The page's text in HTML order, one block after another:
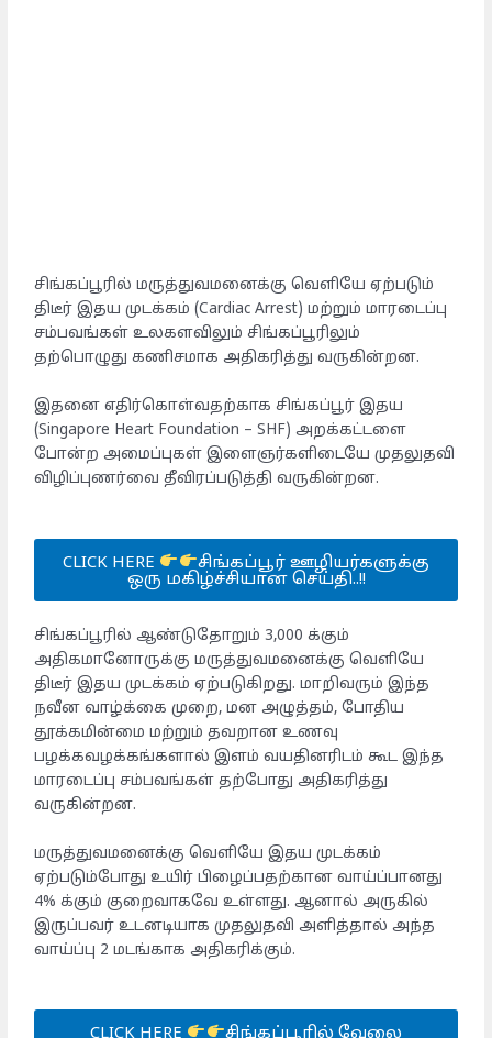
சிங்கப்பூரில் மருத்துவமனைக்கு வெளியே ஏற்படும்
திடீர் இதய முடக்கம் (Cardiac Arrest) மற்றும் மாரடைப்பு
சம்பவங்கள் உலகளவிலும் சிங்கப்பூரிலும்
தற்பொழுது கணிசமாக அதிகரித்து வருகின்றன.
இதனை எதிர்கொள்வதற்காக சிங்கப்பூர் இதய
(Singapore Heart Foundation – SHF) அறக்கட்டளை
போன்ற அமைப்புகள் இளைஞர்களிடையே முதலுதவி
விழிப்புணர்வை தீவிரப்படுத்தி வருகின்றன.
CLICK HERE சிங்கப்பூர் ஊழியர்களுக்கு
ஒரு மகிழ்ச்சியான செய்தி..!!
சிங்கப்பூரில் ஆண்டுதோறும் 3,000 க்கும்
அதிகமானோருக்கு மருத்துவமனைக்கு வெளியே
திடீர் இதய முடக்கம் ஏற்படுகிறது. மாறிவரும் இந்த
நவீன வாழ்க்கை முறை, மன அழுத்தம், போதிய
தூக்கமின்மை மற்றும் தவறான உணவு
பழக்கவழக்கங்களால் இளம் வயதினரிடம் கூட இந்த
மாரடைப்பு சம்பவங்கள் தற்போது அதிகரித்து
வருகின்றன.
மருத்துவமனைக்கு வெளியே இதய முடக்கம்
ஏற்படும்போது உயிர் பிழைப்பதற்கான வாய்ப்பானது
4% க்கும் குறைவாகவே உள்ளது. ஆனால் அருகில்
இருப்பவர் உடனடியாக முதலுதவி அளித்தால் அந்த
வாய்ப்பு 2 மடங்காக அதிகரிக்கும்.